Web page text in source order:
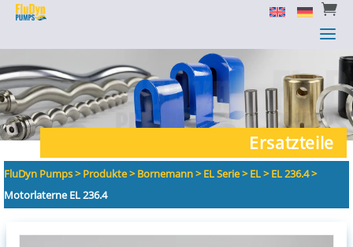

a

a
Ersatzteile
FluDyn Pumps>Produkte>Bornemann>EL Serie>EL>EL 236.4>
Motorlaterne EL 236.4